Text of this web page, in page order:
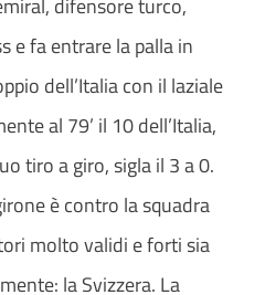
e fa entrare la palla in
dell’Italia con il laziale
al 79’ il 10 dell’Italia,
tiro a giro, sigla il 3 a 0.
è contro la squadra
molto validi e forti sia
la Svizzera. La